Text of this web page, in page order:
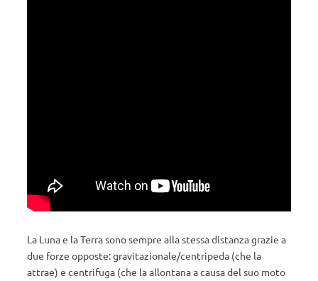
La Luna e la Terra sono sempre alla stessa distanza grazie a
due forze opposte: gravitazionale/centripeda (che la
attrae) e centrifuga (che la allontana a causa del suo moto